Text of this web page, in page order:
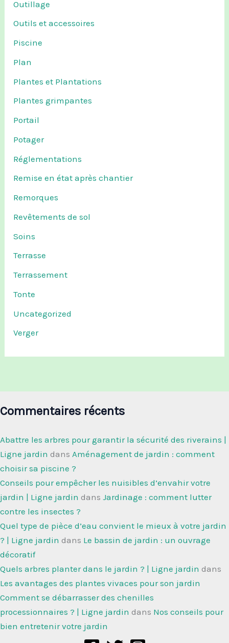
Outillage
Outils et accessoires
Piscine
Plan
Plantes et Plantations
Plantes grimpantes
Portail
Potager
Réglementations
Remise en état après chantier
Remorques
Revêtements de sol
Soins
Terrasse
Terrassement
Tonte
Uncategorized
Verger
Commentaires récents
Abattre les arbres pour garantir la sécurité des riverains |
Ligne jardin dans Aménagement de jardin : comment
choisir sa piscine ?
Conseils pour empêcher les nuisibles d’envahir votre
jardin | Ligne jardin dans Jardinage : comment lutter
contre les insectes ?
Quel type de pièce d’eau convient le mieux à votre jardin
? | Ligne jardin dans Le bassin de jardin : un ouvrage
décoratif
Quels arbres planter dans le jardin ? | Ligne jardin dans
Les avantages des plantes vivaces pour son jardin
Comment se débarrasser des chenilles
processionnaires ? | Ligne jardin dans Nos conseils pour
bien entretenir votre jardin